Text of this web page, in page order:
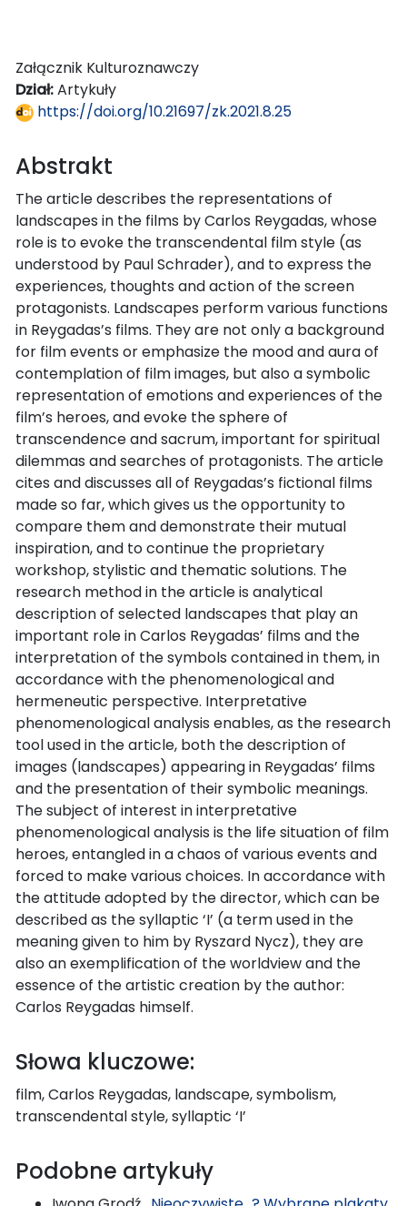
Załącznik Kulturoznawczy
Dział:Artykuły
https://doi.org/10.21697/zk.2021.8.25
Abstrakt
The article describes the representations of
landscapes in the films by Carlos Reygadas, whose
role is to evoke the transcendental film style (as
understood by Paul Schrader), and to express the
experiences, thoughts and action of the screen
protagonists. Landscapes perform various functions
in Reygadas’s films. They are not only a background
for film events or emphasize the mood and aura of
contemplation of film images, but also a symbolic
representation of emotions and experiences of the
film’s heroes, and evoke the sphere of
transcendence and sacrum, important for spiritual
dilemmas and searches of protagonists. The article
cites and discusses all of Reygadas’s fictional films
made so far, which gives us the opportunity to
compare them and demonstrate their mutual
inspiration, and to continue the proprietary
workshop, stylistic and thematic solutions. The
research method in the article is analytical
description of selected landscapes that play an
important role in Carlos Reygadas’ films and the
interpretation of the symbols contained in them, in
accordance with the phenomenological and
hermeneutic perspective. Interpretative
phenomenological analysis enables, as the research
tool used in the article, both the description of
images (landscapes) appearing in Reygadas’ films
and the presentation of their symbolic meanings.
The subject of interest in interpretative
phenomenological analysis is the life situation of film
heroes, entangled in a chaos of various events and
forced to make various choices. In accordance with
the attitude adopted by the director, which can be
described as the syllaptic ‘I’ (a term used in the
meaning given to him by Ryszard Nycz), they are
also an exemplification of the worldview and the
essence of the artistic creation by the author:
Carlos Reygadas himself.
Słowa kluczowe:
film, Carlos Reygadas, landscape, symbolism,
transcendental style, syllaptic ‘I’
Podobne artykuły